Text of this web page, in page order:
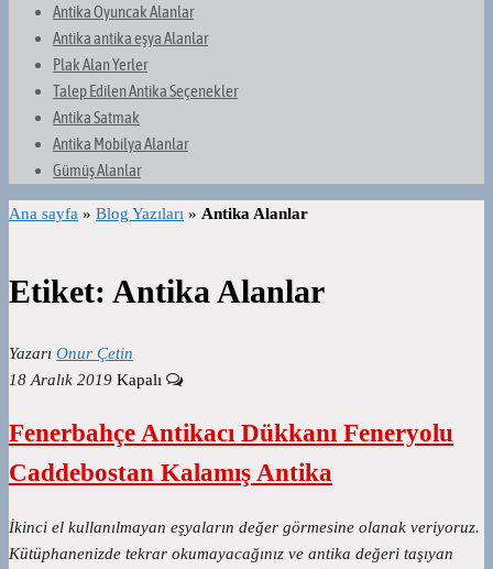
Antika Oyuncak Alanlar
Antika antika eşya Alanlar
Plak Alan Yerler
Talep Edilen Antika Seçenekler
Antika Satmak
Antika Mobilya Alanlar
Gümüş Alanlar
Ana sayfa » Blog Yazıları » Antika Alanlar
Etiket: Antika Alanlar
Yazarı Onur Çetin
18 Aralık 2019 Kapalı
Fenerbahçe Antikacı Dükkanı Feneryolu
Caddebostan Kalamış Antika
İkinci el kullanılmayan eşyaların değer görmesine olanak veriyoruz.
Kütüphanenizde tekrar okumayacağınız ve antika değeri taşıyan